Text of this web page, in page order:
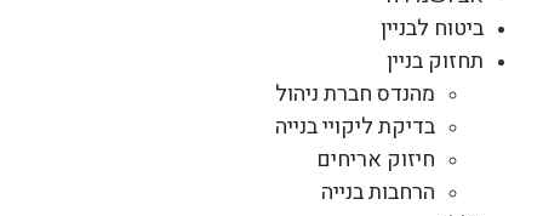
ביטוח לבניין
תחזוק בניין
מהנדס חברת ניהול
בדיקת ליקויי בנייה
חיזוק אריחים
הרחבות בנייה